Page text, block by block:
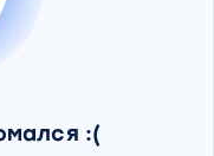
:(